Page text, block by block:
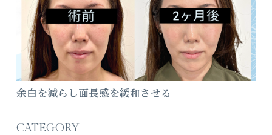
余白を減らし面長感を緩和させる
CATEGORY